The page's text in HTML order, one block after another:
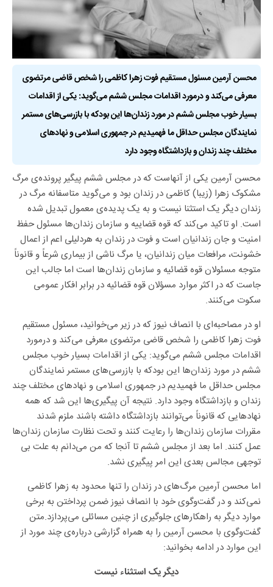
محسن آرمین مسئول مستقیم فوت زهرا کاظمی را شخص قاضی مرتضوی
معرفی می‌کند و درمورد اقدامات مجلس ششم می‌گوید: یکی از اقدامات
بسیار خوب مجلس ششم در مورد زندان‌ها این بودکه با بازرسی‌های مستمر
نمایندگان مجلس حداقل ما فهمیدیم در جمهوری اسلامی و نهادهای
مختلف چند زندان و بازداشتگاه وجود دارد
محسن آرمین یکی از آنهاست که در مجلس ششم پیگیر پرونده‌ی مرگ
مشکوک زهرا (زیبا) کاظمی در زندان بود و می‌گوید متاسفانه مرگ در
زندان دیگر یک استثنا نیست و به یک پدیده‌ی معمول تبدیل شده
است. او تاکید می‌کند که قوه قضاییه و سازمان زندان‌ها مسئول حفظ
امنیت و جان زندانیان است و فوت در زندان به هردلیلی اعم از اعمال
خشونت، مرافعات میان زندانیان، یا مرگ ناشی از بیماری شرعاً و قانوناً
متوجه مسئولان قوه قضائیه و سازمان زندان‌ها است اما جالب این
جاست که در اکثر موارد مسؤلان قوه قضائیه در برابر افکار عمومی
سکوت می‌کنند.
او در مصاحبه‌ای با انصاف نیوز که در زیر می‌خوانید، مسئول مستقیم
فوت زهرا کاظمی را شخص قاضی مرتضوی معرفی می‌کند و درمورد
اقدامات مجلس ششم می‌گوید: یکی از اقدامات بسیار خوب مجلس
ششم در مورد زندان‌ها این بودکه با بازرسی‌های مستمر نمایندگان
مجلس حداقل ما فهمیدیم در جمهوری اسلامی و نهادهای مختلف چند
زندان و بازداشتگاه وجود دارد. نتیجه آن پیگیری‌ها این شد که همه
نهادهایی که قانوناً می‌توانند بازداشتگاه داشته باشند ملزم شدند
مقررات سازمان زندان‌ها را رعایت کنند و تحت نظارت سازمان زندان‌ها
عمل کنند. اما بعد از مجلس ششم تا آنجا که من می‌دانم به علت بی
توجهی مجالس بعدی این امر پیگیری نشد.
اما محسن آرمین مرگ‌های در زندان را تنها محدود به زهرا کاظمی
نمی‌کند و در گفت‌وگوی خود با انصاف نیوز ضمن پرداختن به برخی
موارد دیگر به راهکارهای جلوگیری از چنین مسائلی می‌پردازد.متن
گفت‌وگوی با محسن آرمین را به همراه گزارشی درباره‌ی چند مورد از
این موارد در ادامه بخوانید:
دیگر یک استثناء نیست